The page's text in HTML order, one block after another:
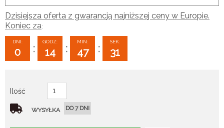
Dzisiejsza oferta z gwarancją najniższej ceny w Europie.
Koniec za:
DNI:
0 :
GODZ:
14 :
MIN:
47 :
SEK:
29
Ilość
WYSYŁKA DO 7 DNI